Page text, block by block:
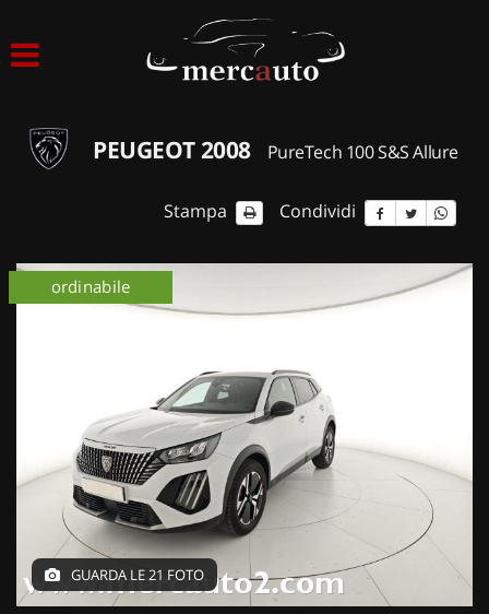
ACQUISTIAMO USATO
NOLEGGIO AUTO
NOLEGGIO BREVE TERMINE
CONTATTI
PEUGEOT 2008 PureTech 100 S&S Allure
Stampa Condividi
ordinabile
GUARDA LE 21 FOTO